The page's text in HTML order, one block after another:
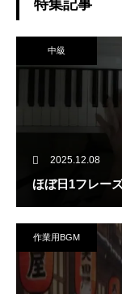
特集記事
中級
2025.12.08
ほぼ日1フレー
作業用BGM